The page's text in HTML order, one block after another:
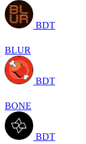
BDT
BLUR
BDT
BONE
BDT